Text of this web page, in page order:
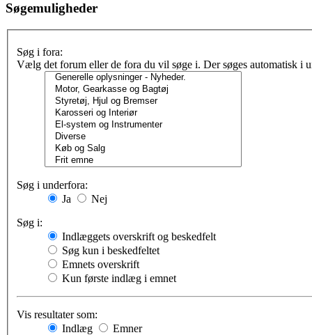
Søgemuligheder
Søg i fora:
Vælg det forum eller de fora du vil søge i. Der søges automatisk i
Søg i underfora:
Ja
Nej
Søg i:
Indlæggets overskrift og beskedfelt
Søg kun i beskedfeltet
Emnets overskrift
Kun første indlæg i emnet
Vis resultater som:
Indlæg
Emner